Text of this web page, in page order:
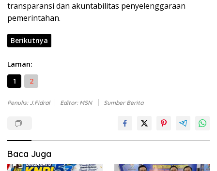
transparansi dan akuntabilitas penyelenggaraan
pemerintahan.
Berikutnya
Laman:
1
2
Penulis: J.Fidral Editor: MSN Sumber Berita
Baca Juga